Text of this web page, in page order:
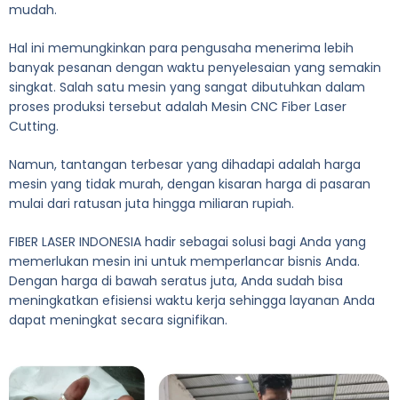
mudah.
Hal ini memungkinkan para pengusaha menerima lebih
banyak pesanan dengan waktu penyelesaian yang semakin
singkat. Salah satu mesin yang sangat dibutuhkan dalam
proses produksi tersebut adalah Mesin CNC Fiber Laser
Cutting.
Namun, tantangan terbesar yang dihadapi adalah harga
mesin yang tidak murah, dengan kisaran harga di pasaran
mulai dari ratusan juta hingga miliaran rupiah.
FIBER LASER INDONESIA hadir sebagai solusi bagi Anda yang
memerlukan mesin ini untuk memperlancar bisnis Anda.
Dengan harga di bawah seratus juta, Anda sudah bisa
meningkatkan efisiensi waktu kerja sehingga layanan Anda
dapat meningkat secara signifikan.